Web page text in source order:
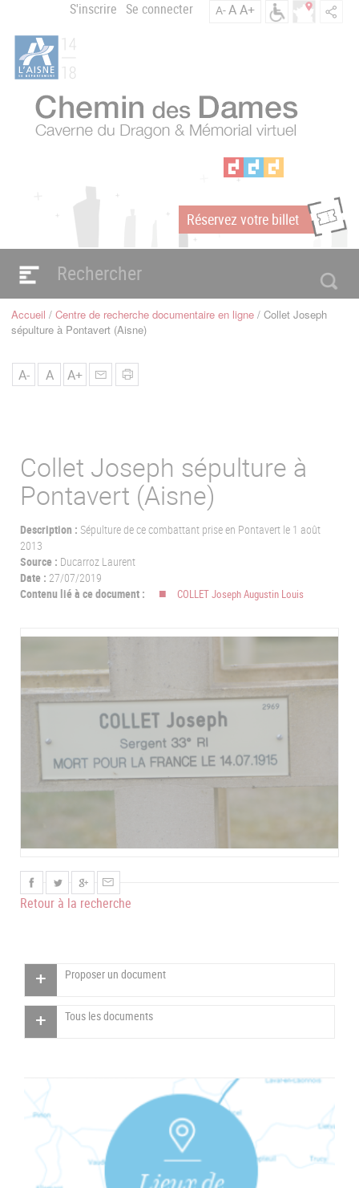
contenu
principal
Menu
du
compte
l'utilisateur
S'inscrire Se connecter A-AA+
i
n
a
m
e
Réservez votre billet
Navigation
principale
Fil
Accueil Centre de recherche documentaire en ligne Collet Joseph
sépulture à Pontavert (Aisne)
A- A A+
Collet Joseph sépulture à
Pontavert (Aisne)
Description : Sépulture de ce combattant prise en Pontavert le 1 août
2013
Source : Ducarroz Laurent
Date : 27/07/2019
Contenu lié à ce document :
COLLET Joseph Augustin Louis
Retour à la recherche
Proposer un document
Tous les documents